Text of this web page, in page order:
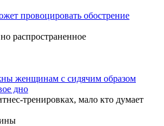
провоцировать обострение
распространенное
женщинам с сидячим образом
дно
тренировках, мало кто думает